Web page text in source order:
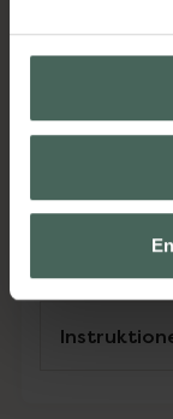
Vitaminer
Vitaminer